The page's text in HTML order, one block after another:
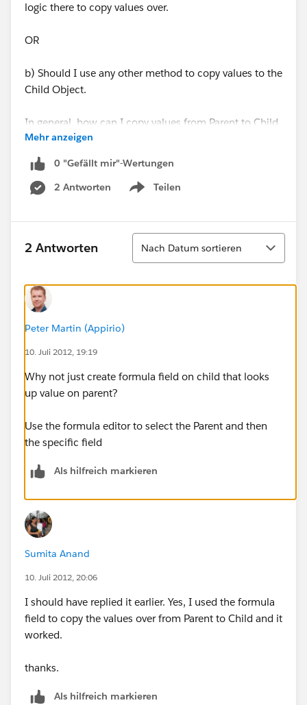
logic there to copy values over.
OR
b) Should I use any other method to copy values to the
Child Object.
In general, how can I copy values from Parent to Child
object?
thanks.
Mehr anzeigen
0 "Gefällt mir"-Wertungen
2 Antworten
Teilen
Show menu
2 Antworten
Sortieren
Nach Datum sortieren
Peter Martin (Appirio)
10. Juli 2012, 19:19
Why not just create formula field on child that looks
up value on parent?
Use the formula editor to select the Parent and then
the specific field
Als hilfreich markieren
Sumita Anand
10. Juli 2012, 20:06
I should have replied it earlier. Yes, I used the formula
field to copy the values over from Parent to Child and it
worked.
thanks.
Als hilfreich markieren